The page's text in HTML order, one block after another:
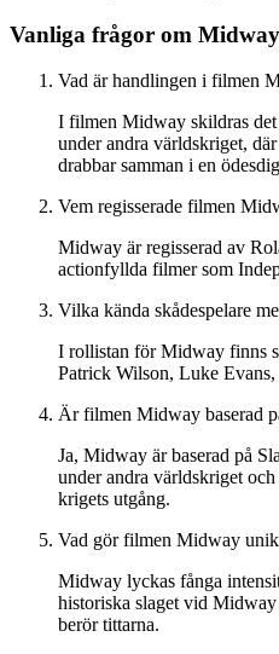
Vanliga frågor om
Vad är handlingen i filmen
I filmen Midway skildras
under andra världskriget,
drabbar samman i en
Vem regisserade filmen
Midway är regisserad av
actionfyllda filmer som
Vilka kända skådespelare
I rollistan för Midway finns
Patrick Wilson, Luke
Är filmen Midway baserad
Ja, Midway är baserad på
under andra världskriget
krigets utgång.
Vad gör filmen Midway
Midway lyckas fånga
historiska slaget vid Midway
berör tittarna.